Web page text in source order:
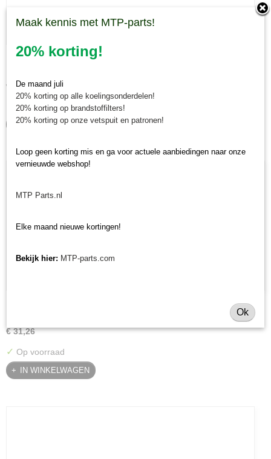
Beitel Rumex stobbenfrees recht met gat 5/8" UNF
€ 31,26
Op voorraad
IN WINKELWAGEN
€ 31,26
✓ Op voorraad
IN WINKELWAGEN
Maak kennis met MTP-parts!
20% korting!
De maand juli
20% korting op alle koelingsonderdelen!
20% korting op brandstoffilters!
20% korting op onze vetspuit en patronen!
Loop geen korting mis en ga voor actuele aanbiedingen naar onze
vernieuwde webshop!
MTP Parts.nl
Elke maand nieuwe kortingen!
Bekijk hier: MTP-parts.com
Ok